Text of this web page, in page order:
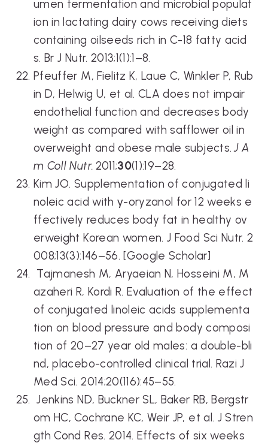
umen fermentation and microbial populat
ion in lactating dairy cows receiving diets
containing oilseeds rich in C-18 fatty acid
s. Br J Nutr. 2013;1(1):1–8.
Pfeuffer M, Fielitz K, Laue C, Winkler P, Rub
in D, Helwig U, et al. CLA does not impair
endothelial function and decreases body
weight as compared with safflower oil in
overweight and obese male subjects.J A
m Coll Nutr. 2011;30(1):19–28.
Kim JO. Supplementation of conjugated li
noleic acid with γ-oryzanol for 12 weeks e
ffectively reduces body fat in healthy ov
erweight Korean women. J Food Sci Nutr. 2
008;13(3):146–56. [Google Scholar]
Tajmanesh M, Aryaeian N, Hosseini M, M
azaheri R, Kordi R. Evaluation of the effect
of conjugated linoleic acids supplementa
tion on blood pressure and body composi
tion of 20–27 year old males: a double-bli
nd, placebo-controlled clinical trial. Razi J
Med Sci. 2014;20(116):45–55.
Jenkins ND, Buckner SL, Baker RB, Bergstr
om HC, Cochrane KC, Weir JP, et al. J Stren
gth Cond Res. 2014. Effects of six weeks